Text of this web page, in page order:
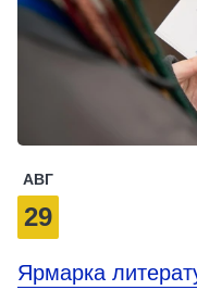
АВГ
29
Ярмарка